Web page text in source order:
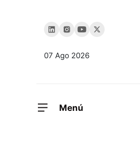
07 Ago 2026
Menú